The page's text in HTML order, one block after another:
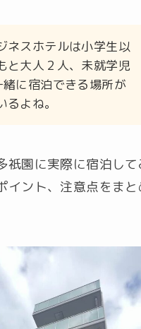
ネスホテルは小学生以
と大人２人、未就学児
に宿泊できる場所が
よね。
祇園に実際に宿泊し
イント、注意点をまと